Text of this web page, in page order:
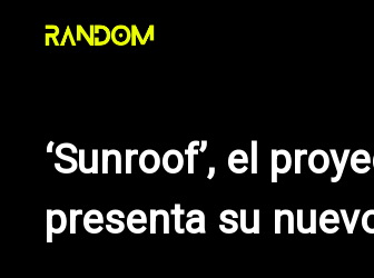
‘Sunroof’, el
presenta su